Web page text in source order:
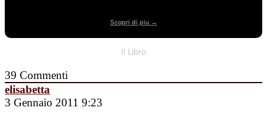
Scopri di piu →
Il Libro
39 Commenti
elisabetta
3 Gennaio 2011 9:23